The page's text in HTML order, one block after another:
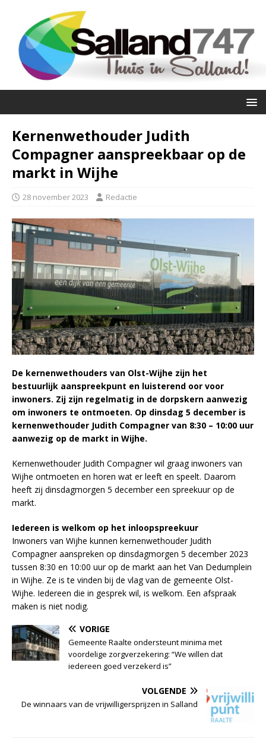
Kernenwethouder Judith
Compagner aanspreekbaar op de
markt in Wijhe
28 november 2023 Redactie
De kernenwethouders van Olst-Wijhe zijn het
bestuurlijk aanspreekpunt en luisterend oor voor
inwoners. Zij zijn regelmatig in de dorpskern aanwezig
om inwoners te ontmoeten. Op dinsdag 5 december is
kernenwethouder Judith Compagner van 8:30 – 10:00 uur
aanwezig op de markt in Wijhe.
Kernenwethouder Judith Compagner wil graag inwoners van
Wijhe ontmoeten en horen wat er leeft en speelt. Daarom
heeft zij dinsdagmorgen 5 december een spreekuur op de
markt.
Iedereen is welkom op het inloopspreekuur
Inwoners van Wijhe kunnen kernenwethouder Judith
Compagner aanspreken op dinsdagmorgen 5 december 2023
tussen 8:30 en 10:00 uur op de markt aan het Van Dedumplein
in Wijhe. Ze is te vinden bij de vlag van de gemeente Olst-
Wijhe. Iedereen die in gesprek wil, is welkom. Een afspraak
maken is niet nodig.
VORIGE
Gemeente Raalte ondersteunt minima met
voordelige zorgverzekering: “We willen dat
iedereen goed verzekerd is”
VOLGENDE
De winnaars van de vrijwilligersprijzen in Salland